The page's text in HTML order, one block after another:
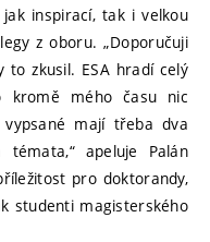
inspirací, tak i velkou
z oboru. „Doporučuji
to zkusil. ESA hradí celý
kromě mého času nic
vypsané mají třeba dva
apeluje Palán
pro doktorandy,
studenti magisterského